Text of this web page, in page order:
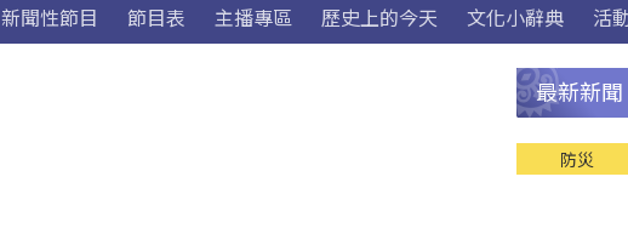
新聞性節目 節目表 主播專區 歷史上的今天 文化小辭典 活
最新新聞
防災